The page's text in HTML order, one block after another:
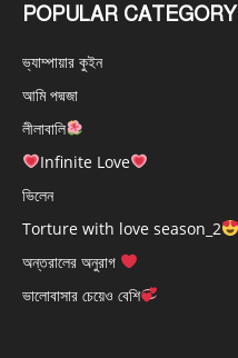
POPULAR CATEGORY
ভ্যাম্পায়ার কুইন
আমি পদ্মজা
লীলাবালি
Infinite Love
ভিলেন
Torture with love season_2
অন্তরালের অনুরাগ
ভালোবাসার চেয়েও বেশি